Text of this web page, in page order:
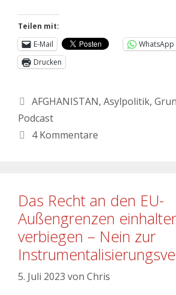
Teilen mit:
E-Mail
WhatsApp
Drucken
AFGHANISTAN, Asylpolitik,
Podcast
4 Kommentare
Das Recht an den EU-
Außengrenzen
verbiegen – Nein zur
5. Juli 2023 von Chris